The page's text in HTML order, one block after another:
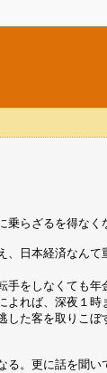
らざるを得なく
日本経済なん
をしなくても
れば、深夜１
た客を取りこ
る。更に話を聞